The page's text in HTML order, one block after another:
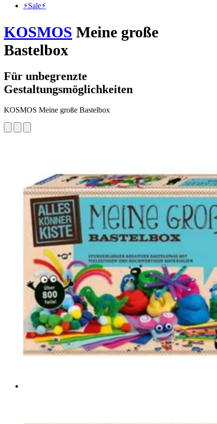
⚡️Sale⚡️
KOSMOS Meine große
Bastelbox
Für unbegrenzte
Gestaltungsmöglichkeiten
KOSMOS Meine große Bastelbox